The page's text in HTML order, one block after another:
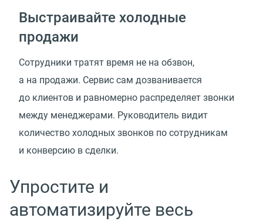
Выстраивайте холодные
продажи
Сотрудники тратят время не на обзвон,
а на продажи. Сервис сам дозванивается
до клиентов и равномерно распределяет звонки
между менеджерами. Руководитель видит
количество холодных звонков по сотрудникам
и конверсию в сделки.
Упростите и
автоматизируйте весь